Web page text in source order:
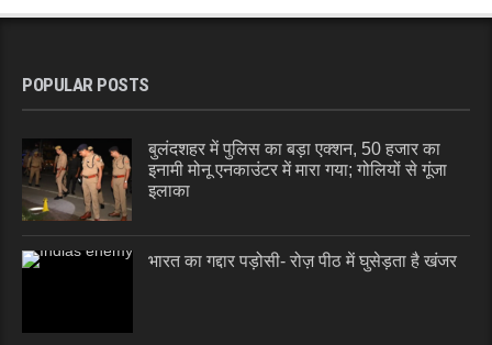
POPULAR POSTS
बुलंदशहर में पुलिस का बड़ा एक्शन, 50 हजार का
इनामी मोनू एनकाउंटर में मारा गया; गोलियों से गूंजा
इलाका
भारत का गद्दार पड़ोसी- रोज़ पीठ में घुसेड़ता है खंजर